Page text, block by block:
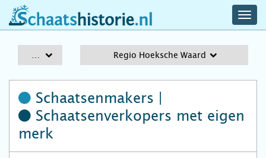
schaatshistorie.nl
Regio Hoeksche Waard
Schaatsenmakers |
Schaatsenverkopers met eigen
merk